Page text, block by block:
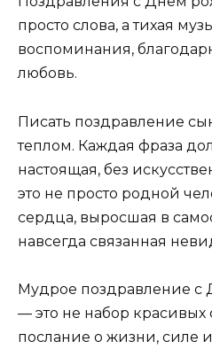
просто слова, а тихая
воспоминания,
любовь.
Писать поздравление
теплом. Каждая фраза
настоящая, без
это не просто родной
сердца, выросшая в
навсегда связанная
Мудрое поздравление
— это не набор красивых
послание о жизни, силе